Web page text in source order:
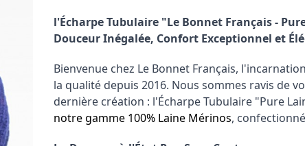
l'Écharpe Tubulaire "Le Bonnet Français -
Douceur Inégalée, Confort Exceptionnel et
Bienvenue chez Le Bonnet Français,
la qualité depuis 2016. Nous sommes ravis de
dernière création : l'Écharpe Tubulaire "Pure
notre gamme 100% Laine Mérinos,